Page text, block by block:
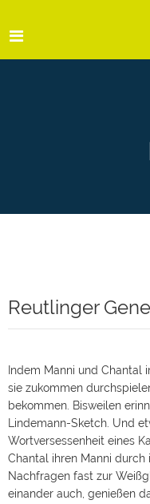
Reutlinger
Indem Manni und Chantal
sie zukommen
bekommen. Bisweilen
Lindemann-Sketch. Und
Wortversessenheit eines
Chantal ihren Manni
Nachfragen fast zur
einander auch, genießen